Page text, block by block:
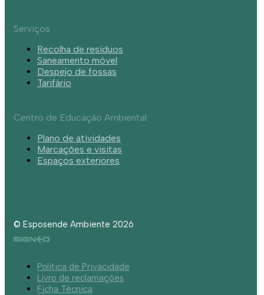
Serviços
Recolha de resíduos
Saneamento móvel
Despejo de fossas
Tarifário
Centro de Educação Ambiental
Plano de atividades
Marcações e visitas
Espaços exteriores
© Esposende Ambiente 2026
Política de Privacidade
Livro de reclamações
Ficha Técnica